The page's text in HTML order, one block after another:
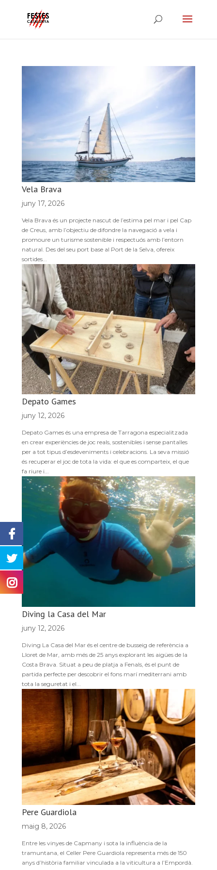
Vela Brava
juny 17, 2026
Vela Brava és un projecte nascut de l’estima pel mar i pel Cap
de Creus, amb l’objectiu de difondre la navegació a vela i
promoure un turisme sostenible i respectuós amb l’entorn
natural. Des del seu port base al Port de la Selva, ofereix
sortides...
Depato Games
juny 12, 2026
Depato Games és una empresa de Tarragona especialitzada
en crear experiències de joc reals, sostenibles i sense pantalles
per a tot tipus d’esdeveniments i celebracions. La seva missió
és recuperar el joc de tota la vida: el que es comparteix, el que
fa riure i...
Diving la Casa del Mar
juny 12, 2026
Diving La Casa del Mar és el centre de busseig de referència a
Lloret de Mar, amb més de 25 anys explorant les aigües de la
Costa Brava. Situat a peu de platja a Fenals, és el punt de
partida perfecte per descobrir el fons marí mediterrani amb
tota la seguretat i el...
Pere Guardiola
maig 8, 2026
Entre les vinyes de Capmany i sota la influència de la
tramuntana, el Celler Pere Guardiola representa més de 150
anys d’història familiar vinculada a la viticultura a l’Empordà.